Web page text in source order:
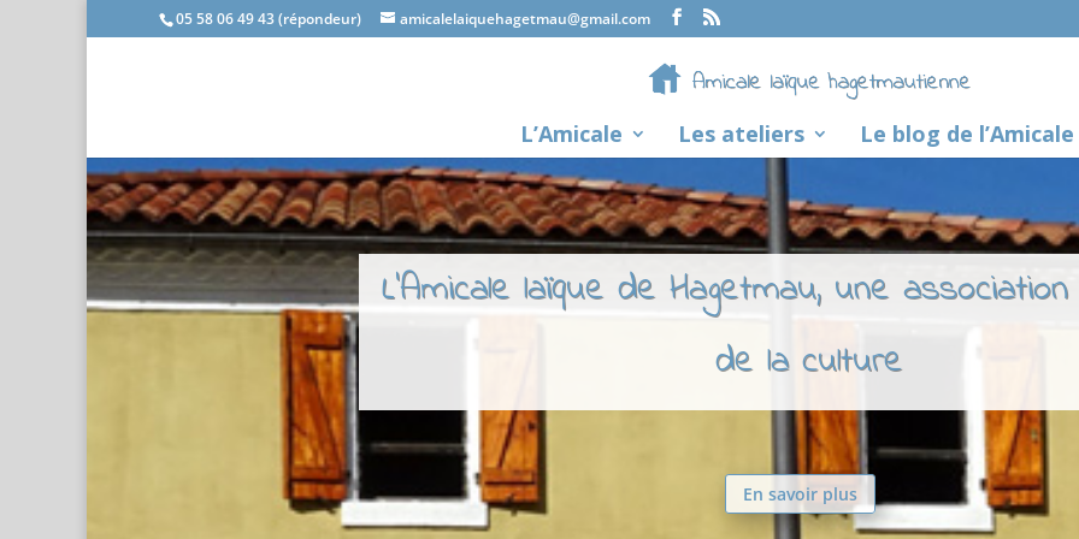
05 58 06 49 43 (répondeur) amicalelaiquehagetmau@gmail.com
L’Amicale Les ateliers Le blog de l’Amicale
L'Amicale laïque de Hagetmau, une
de la culture
En savoir plus